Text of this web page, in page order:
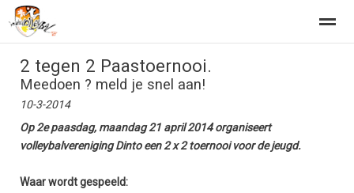
Home Beachvolleybalclub de Zandbak
Home Zoeken Nieuws Agenda
2 tegen 2 Paastoernooi.
Meedoen ? meld je snel aan!
10-3-2014
Op 2e paasdag, maandag 21 april 2014 organiseert
volleybalvereniging Dinto een 2 x 2 toernooi voor de jeugd.
Waar wordt gespeeld: